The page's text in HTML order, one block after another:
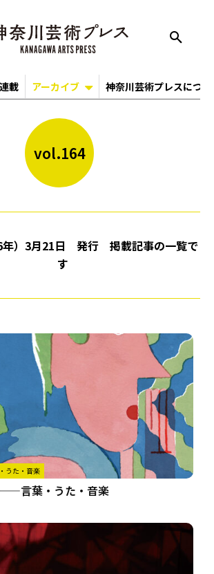
連載 アーカイブ 神奈川芸術プレスについ
vol.164
年）3月21日 発行 掲載記事の一覧で
す
うた・音楽
言葉・うた・音楽